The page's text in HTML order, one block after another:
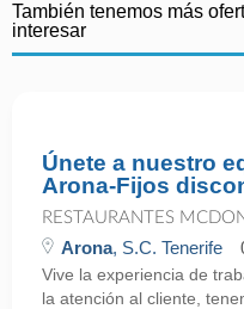
También tenemos más
interesar
Únete a nuestro
Arona-Fijos
RESTAURANTES
Arona, S.C. Tenerife
Vive la experiencia de
la atención al cliente,